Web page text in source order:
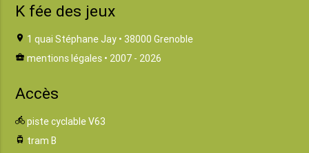
K fée des jeux
location_on 1 quai Stéphane Jay • 38000 Grenoble
business_center mentions légales • 2007 - 2026
Accès
directions_bike piste cyclable V63
tram tram B